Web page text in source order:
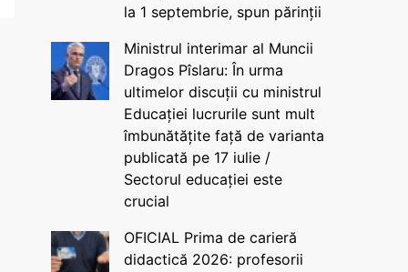
la 1 septembrie, spun părinții
Ministrul interimar al Muncii
Dragos Pîslaru: În urma
ultimelor discuții cu ministrul
Educației lucrurile sunt mult
îmbunătățite față de varianta
publicată pe 17 iulie /
Sectorul educației este
crucial
OFICIAL Prima de carieră
didactică 2026: profesorii